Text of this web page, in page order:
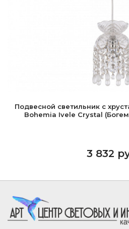
Подвесной светильник с
Bohemia Ivele Crystal
3 832